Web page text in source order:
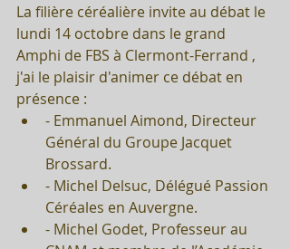
La filière céréalière invite au débat le
lundi 14 octobre dans le grand
Amphi de FBS à Clermont-Ferrand ,
j'ai le plaisir d'animer ce débat en
présence :
- Emmanuel Aimond, Directeur
Général du Groupe Jacquet
Brossard.
- Michel Delsuc, Délégué Passion
Céréales en Auvergne.
- Michel Godet, Professeur au